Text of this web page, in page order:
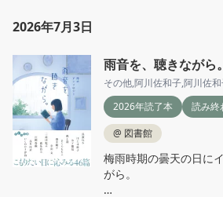
2026年7月3日
雨音を、聴きながら。
その他,阿川佐和子,阿川佐
2026年読了本
読み終
@ 図書館
梅雨時期の曇天の日に
がら。